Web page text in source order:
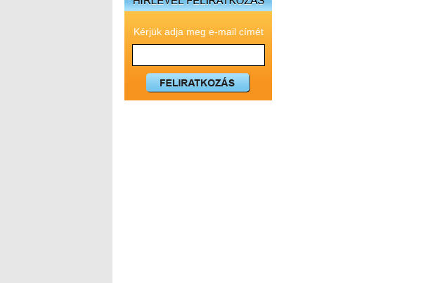
Kérjük adja meg e-mail címét